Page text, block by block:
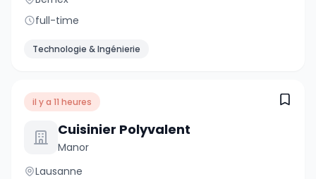
full-time
Technologie & Ingénierie
il y a 11 heures
Cuisinier Polyvalent
Manor
Lausanne